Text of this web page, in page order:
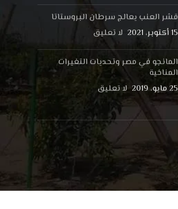
قشر العنب يعالج سرطان البروستاتا
15 أكتوبر، 2021
لا تعليق
المانجو في مصر وتحديات التغيرات
المناخية
25 مايو، 2019
لا تعليق